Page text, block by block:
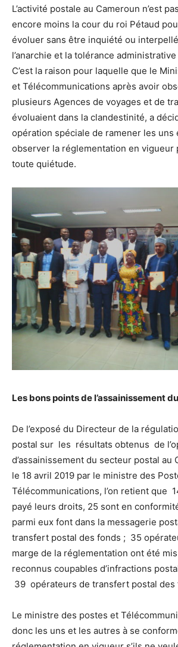
L’activité postale au Cameroun n’est
encore moins la cour du roi Pétaud
évoluer sans être inquiété ou
l’anarchie et la tolérance
C’est la raison pour laquelle que le
et Télécommunications après avoir
plusieurs Agences de voyages et de
évoluaient dans la clandestinité, a
opération spéciale de ramener les uns
observer la réglementation en vigueur
toute quiétude.
Les bons points de l’assainissement
De l’exposé du Directeur de la
postal sur les résultats obtenus de
d’assainissement du secteur postal au
le 18 avril 2019 par le ministre des
Télécommunications, l’on retient que
payé leurs droits, 25 sont en
parmi eux font dans la messagerie
transfert postal des fonds ; 35
marge de la réglementation ont été
reconnus coupables d’infractions
39 opérateurs de transfert postal des
Le ministre des postes et
donc les uns et les autres à se